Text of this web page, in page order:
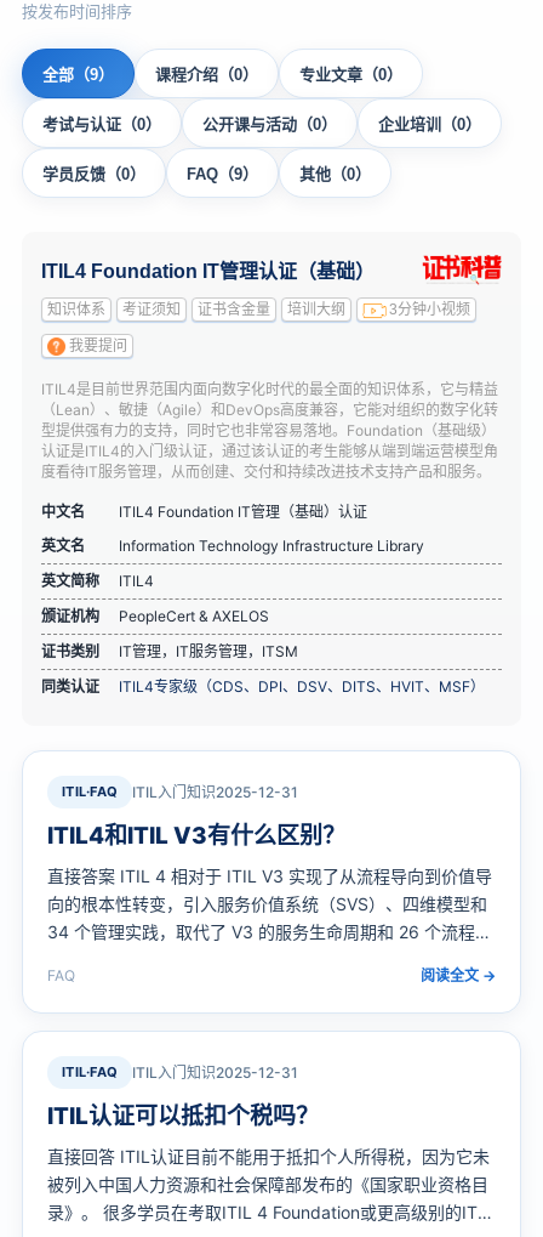
按发布时间排序
全部（9） 课程介绍（0） 专业文章（0）
考试与认证（0） 公开课与活动（0） 企业培训（0）
学员反馈（0） FAQ（9） 其他（0）
ITIL4 Foundation IT管理认证（基础）
知识体系 考证须知 证书含金量 培训大纲 3分钟小视频
我要提问
ITIL4是目前世界范围内面向数字化时代的最全面的知识体系，它与精益
（Lean）、敏捷（Agile）和DevOps高度兼容，它能对组织的数字化转
型提供强有力的支持，同时它也非常容易落地。Foundation（基础级）
认证是ITIL4的入门级认证，通过该认证的考生能够从端到端运营模型角
度看待IT服务管理，从而创建、交付和持续改进技术支持产品和服务。
中文名
ITIL4 Foundation IT管理（基础）认证
英文名
Information Technology Infrastructure Library
英文简称
ITIL4
颁证机构
PeopleCert & AXELOS
证书类别
IT管理，IT服务管理，ITSM
同类认证
ITIL4专家级（CDS、DPI、DSV、DITS、HVIT、MSF）
ITIL·FAQ ITIL入门知识2025-12-31
ITIL4和ITIL V3有什么区别？
直接答案 ITIL 4 相对于 ITIL V3 实现了从流程导向到价值导
向的根本性转变，引入服务价值系统（SVS）、四维模型和
34 个管理实践，取代了 V3 的服务生命周期和 26 个流程。
一直是 IT 服务管理领域的核…
FAQ 阅读全文 →
ITIL·FAQ ITIL入门知识2025-12-31
ITIL认证可以抵扣个税吗？
直接回答 ITIL认证目前不能用于抵扣个人所得税，因为它未
被列入中国人力资源和社会保障部发布的《国家职业资格目
录》。 很多学员在考取ITIL 4 Foundation或更高级别的ITIL